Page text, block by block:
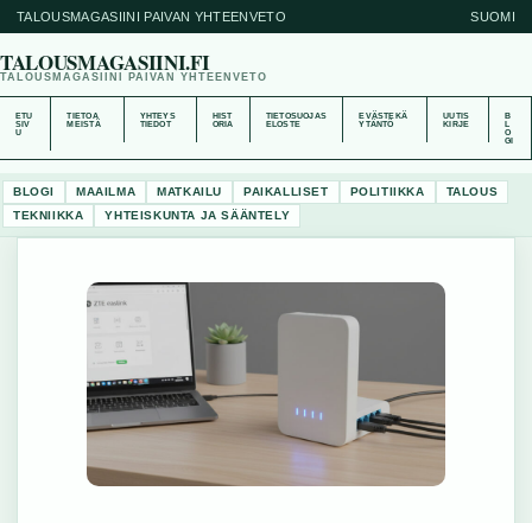
TALOUSMAGASIINI PAIVAN YHTEENVETO SUOMI
TALOUSMAGASIINI.FI
TALOUSMAGASIINI PAIVAN YHTEENVETO
ETU
SIV
U
TIETOA
MEISTÄ
YHTEYS
TIEDOT
HIST
ORIA
TIETOSUOJAS
ELOSTE
EVÄSTEKÄ
YTÄNTÖ
UUTIS
KIRJE
B
O
GI
BLOGI MAAILMA MATKAILU PAIKALLISET POLITIIKKA
TALOUS
TEKNIIKKA
YHTEISKUNTA JA SÄÄNTELY